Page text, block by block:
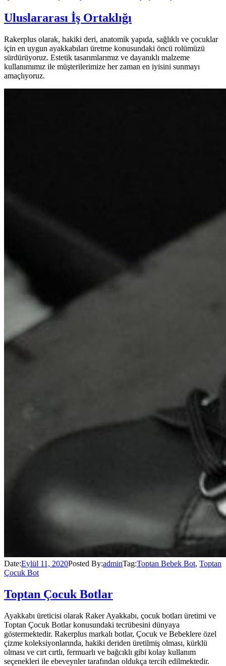
Uluslararası İş Ortaklığı
Rakerplus olarak, hakiki deri, anatomik yapıda, sağlıklı ve çocuklar
için en uygun ayakkabıları üretme konusundaki öncü rolümüzü
sürdürüyoruz. Estetik tasarımlarımız ve dayanıklı malzeme
kullanımımız ile müşterilerimize her zaman en iyisini sunmayı
amaçlıyoruz.
Date:Eylül 11, 2020Posted By:adminTag:Toptan Bebek Bot, Toptan
Çocuk Bot
Toptan Çocuk Botlar
Ayakkabı üreticisi olarak Raker Ayakkabı, çocuk botları üretimi ve
Toptan Çocuk Botlar konusundaki tecrübesini dünyaya
göstermektedir. Rakerplus markalı botlar, Çocuk ve Bebeklere özel
çizme koleksiyonlarında, hakiki deriden üretilmiş olması, kürklü
olması ve cırt cırtlı, fermuarlı ve bağcıklı gibi kolay kullanım
seçenekleri ile ebeveynler tarafından oldukça tercih edilmektedir.